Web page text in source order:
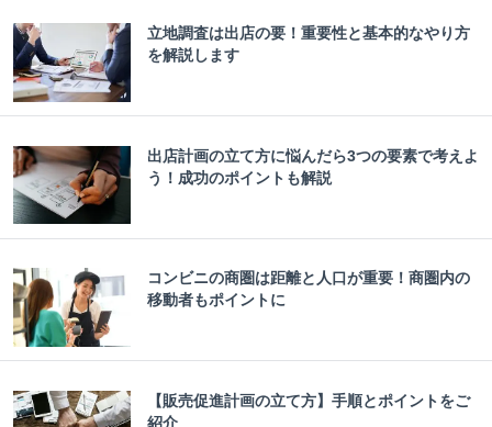
立地調査は出店の要！重要性と基本的なやり方
を解説します
出店計画の立て方に悩んだら3つの要素で考えよ
う！成功のポイントも解説
コンビニの商圏は距離と人口が重要！商圏内の
移動者もポイントに
【販売促進計画の立て方】手順とポイントをご
紹介